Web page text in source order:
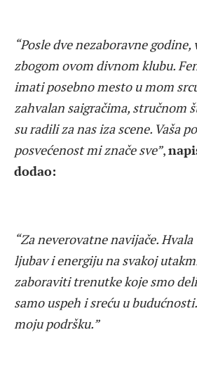
“Posle dve nezaboravne
zbogom ovom divnom klubu.
imati posebno mesto u mom
zahvalan saigračima, stručnom
su radili za nas iza scene. Vaša
posvećenost mi znače sve”,
dodao:
“Za neverovatne navijače.
ljubav i energiju na svakoj
zaboraviti trenutke koje smo
samo uspeh i sreću u
moju podršku.”